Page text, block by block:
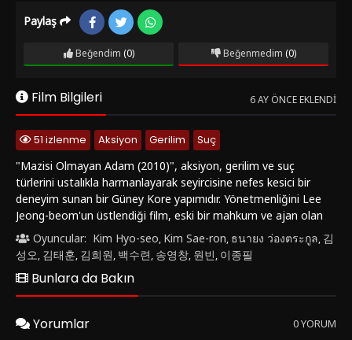
Paylaş
Beğendim (0) Beğenmedim (0)
Film Bilgileri 6 AY ÖNCE EKLENDI
51 izlenme Aksiyon Gerilim
Suç
"Mazisi Olmayan Adam (2010)", aksiyon, gerilim ve suç
türlerini ustalıkla harmanlayarak seyircisine nefes kesici bir
deneyim sunan bir Güney Kore yapımıdır. Yönetmenliğini Lee
Jeong-beom'un üstlendiği film, eski bir mahkum ve ajan olan
Tae-sik'in etrafında gelişen olayları merkeze alır. Annesi
uyuşturucu bağımlısı olan küçük kız So-mi, Tae-sik'e sığınarak
annesinden göremediği ilgiyi aramaktadır. Ancak, So-mi'nin
annesi uyuşturucu çaldığında mafya tarafından
öldürülmesiyle işler farklı bir hal alır. So-mi, organ kaçakçıları
tarafından kaçırılınca Tae-sik, mafya ile amansız bir
mücadeleye girişir. Bu süreçte, organ mafyasının elinde olan
Oyuncular: Kim Hyo-seo, Kim Sae-ron, ธนายง ว่องตระกูล, 김
성오, 김태훈, 김희원, 백수련, 송영창, 원빈, 이종필
Bunlara da Bakın
Yorumlar 0 YORUM